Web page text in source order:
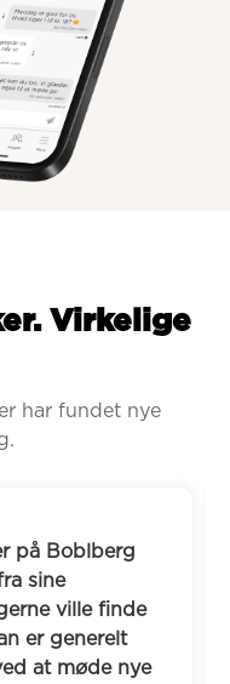
Virkelige
har fundet nye
på Boblberg
sine
ville finde
er generelt
at møde nye